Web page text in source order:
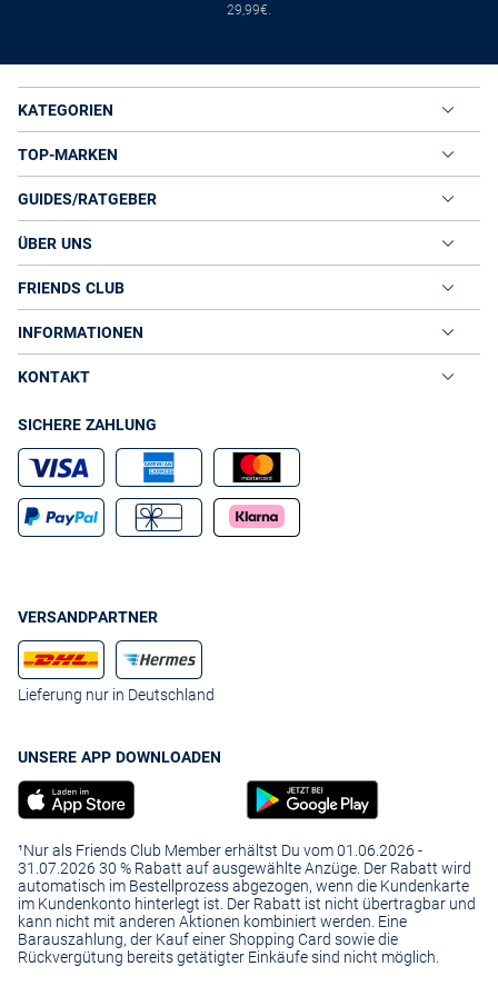
29,99€.
KATEGORIEN
TOP-MARKEN
GUIDES/RATGEBER
ÜBER UNS
FRIENDS CLUB
INFORMATIONEN
KONTAKT
SICHERE ZAHLUNG
VERSANDPARTNER
Lieferung nur in Deutschland
UNSERE APP DOWNLOADEN
¹Nur als Friends Club Member erhältst Du vom 01.06.2026 -
31.07.2026 30 % Rabatt auf ausgewählte Anzüge. Der Rabatt wird
automatisch im Bestellprozess abgezogen, wenn die Kundenkarte
im Kundenkonto hinterlegt ist. Der Rabatt ist nicht übertragbar und
kann nicht mit anderen Aktionen kombiniert werden. Eine
Barauszahlung, der Kauf einer Shopping Card sowie die
Rückvergütung bereits getätigter Einkäufe sind nicht möglich.